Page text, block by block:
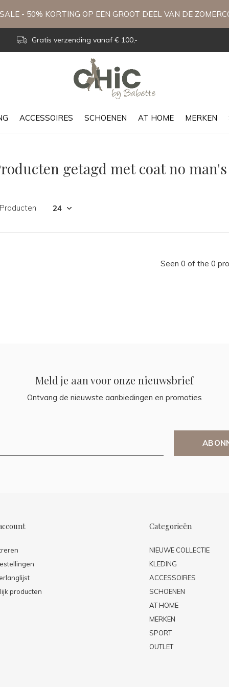
ACCESSOIRES SCHOENEN AT HOME MERKEN
Gratis verzending vanaf € 100,-
- 50% KORTING OP EEN GROOT DEEL VAN DE
getagd met coat no
Seen 0 of the 0
Meld je aan voor onze nieuwsbrief
Ontvang de nieuwste aanbiedingen en promoties
producten
Categorieën
NIEUWE COLLECTIE
KLEDING
ACCESSOIRES
SCHOENEN
AT HOME
MERKEN
SPORT
OUTLET